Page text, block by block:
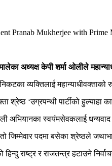
Pranab Mukherjee with
अध्यक्ष केपी शर्मा ओलीले
व्यक्तिलाई
श्रेष्ठ ‘उग्रपन्थी पार्टीको हुल्याहा
अभियानका स्वयंमसेवकलाई
जिम्मेवार पदमा बसेका श्रेष्ठले
हिन्दु राष्ट्र र राजतन्त्र हटाउने